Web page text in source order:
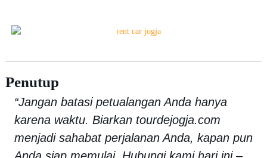
Penutup
“Jangan batasi petualangan Anda hanya
karena waktu. Biarkan tourdejogja.com
menjadi sahabat perjalanan Anda, kapan pun
Anda siap memulai. Hubungi kami hari ini –